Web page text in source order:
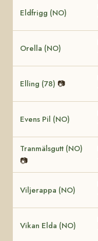
Eldfrigg (NO)
Orella (NO)
Elling (78) 📷
Evens Pil (NO)
Tranmälsgutt (NO)
📷
Viljerappa (NO)
Vikan Elda (NO)